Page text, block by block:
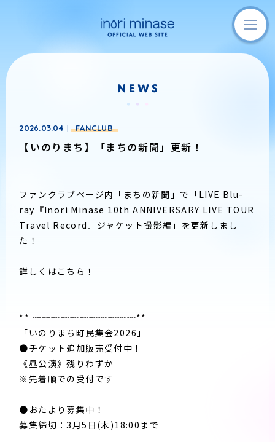
2026.03.04 FANCLUB
【いのりまち】「まちの新聞」更新！
ファンクラブページ内「まちの新聞」で「LIVE Blu-
ray『Inori Minase 10th ANNIVERSARY LIVE TOUR
Travel Record』ジャケット撮影編」を更新しまし
た！
詳しくはこちら！
** ┈┈┈┈┈┈┈┈┈┈┈**
「いのりまち町民集会2026」
●チケット追加販売受付中！
《昼公演》残りわずか
※先着順での受付です
●おたより募集中！
募集締切：3月5日(木)18:00まで